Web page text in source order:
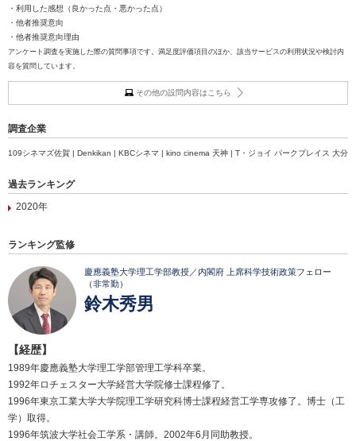
・利用した感想（良かった点・悪かった点）
・他者推奨意向
・他者推奨意向理由
アンケート調査を実施した際の質問事項です。満足度評価項目のほか、該当サービスの利用状況や検討内
容を質問しています。
その他の設問内容はこちら
調査企業
109シネマズ佐賀 | Denkikan | KBCシネマ | kino cinema 天神 | T・ジョイ パークプレイス 大分
過去ランキング
2020年
ランキング監修
慶應義塾大学理工学部教授／内閣府 上席科学技術政策フェロー
（非常勤）
鈴木秀男
【経歴】
1989年慶應義塾大学理工学部管理工学科卒業。
1992年ロチェスター大学経営大学院修士課程修了。
1996年東京工業大学大学院理工学研究科博士課程経営工学専攻修了。博士（工
学）取得。
1996年筑波大学社会工学系・講師。2002年6月同助教授。